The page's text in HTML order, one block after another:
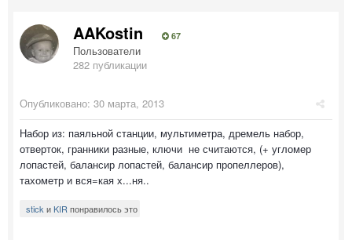
AAKostin 67
Пользователи
282 публикации
Опубликовано: 30 марта, 2013
Набор из: паяльной станции, мультиметра, дремель набор,
отверток, гранники разные, ключи не считаются, (+ угломер
лопастей, балансир лопастей, балансир пропеллеров),
тахометр и вся=кая х...ня..
stick иKIR понравилось это